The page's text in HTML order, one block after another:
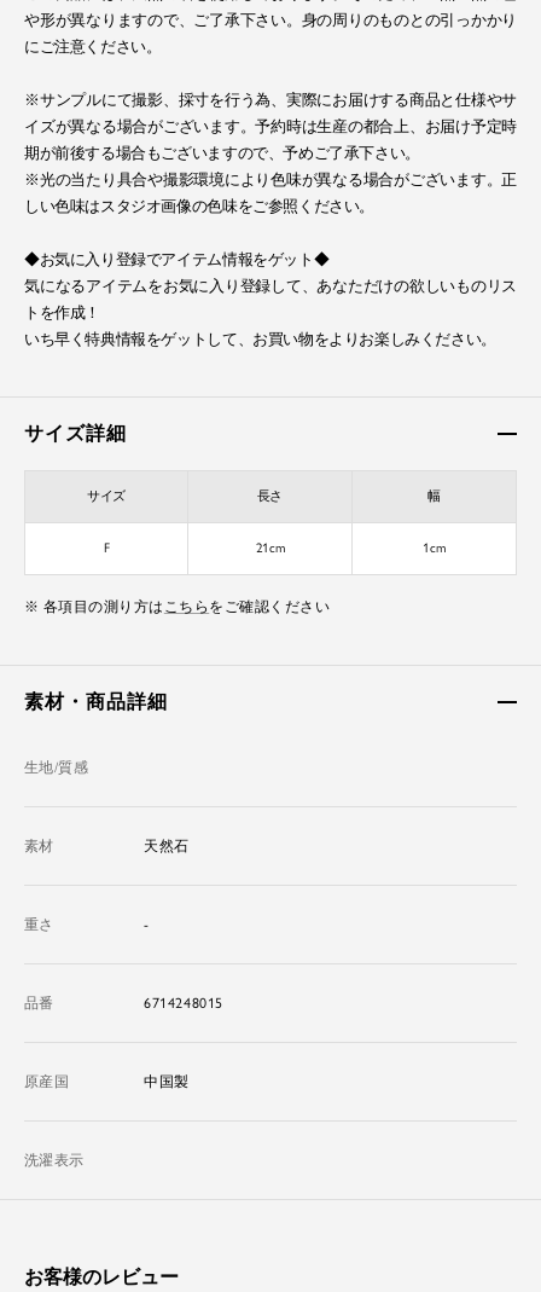
や形が異なりますので、ご了承下さい。身の周りのものとの引っかかり
にご注意ください。
※サンプルにて撮影、採寸を行う為、実際にお届けする商品と仕様やサ
イズが異なる場合がございます。予約時は生産の都合上、お届け予定時
期が前後する場合もございますので、予めご了承下さい。
※光の当たり具合や撮影環境により色味が異なる場合がございます。正
しい色味はスタジオ画像の色味をご参照ください。
◆お気に入り登録でアイテム情報をゲット◆
気になるアイテムをお気に入り登録して、あなただけの欲しいものリス
トを作成！
いち早く特典情報をゲットして、お買い物をよりお楽しみください。
サイズ詳細
サイズ 長さ 幅
F 21cm 1cm
※ 各項目の測り方は こちら をご確認ください
素材・商品詳細
生地/質感
素材 天然石
重さ -
品番 6714248015
原産国 中国製
洗濯表示
お客様のレビュー